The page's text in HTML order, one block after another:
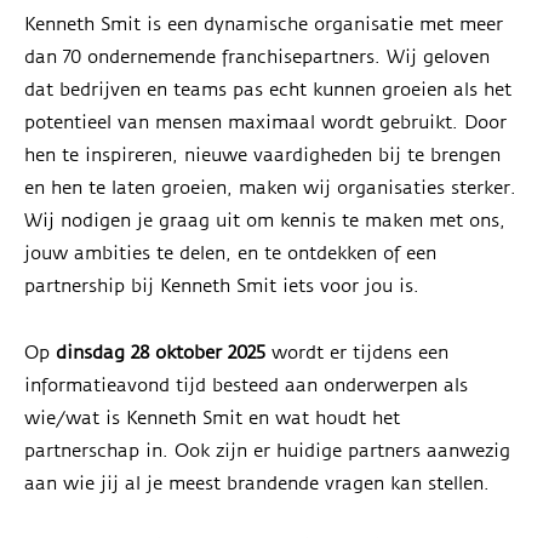
Kenneth Smit is een dynamische organisatie met meer
dan 70 ondernemende franchisepartners. Wij geloven
dat bedrijven en teams pas echt kunnen groeien als het
potentieel van mensen maximaal wordt gebruikt. Door
hen te inspireren, nieuwe vaardigheden bij te brengen
en hen te laten groeien, maken wij organisaties sterker.
Wij nodigen je graag uit om kennis te maken met ons,
jouw ambities te delen, en te ontdekken of een
partnership bij Kenneth Smit iets voor jou is.
Op dinsdag 28 oktober 2025 wordt er tijdens een
informatieavond tijd besteed aan onderwerpen als
wie/wat is Kenneth Smit en wat houdt het
partnerschap in. Ook zijn er huidige partners aanwezig
aan wie jij al je meest brandende vragen kan stellen.